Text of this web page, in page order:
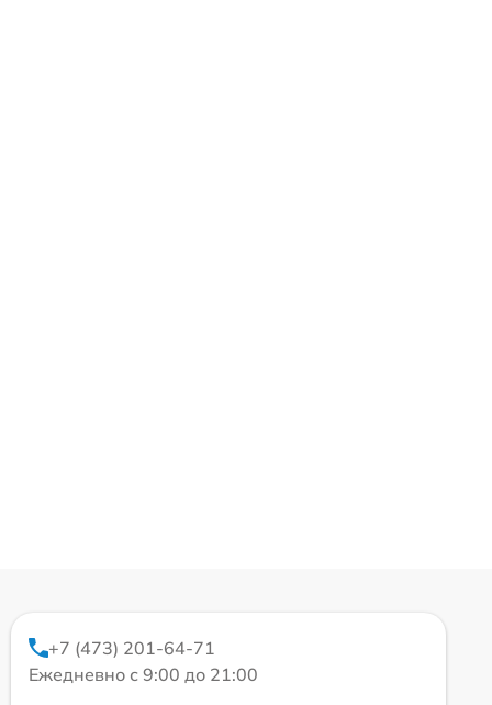
+7 (473) 201-64-71
Ежедневно с 9:00 до 21:00